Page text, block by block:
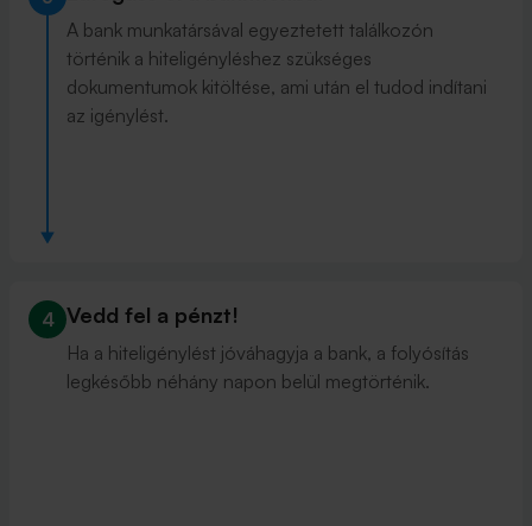
A bank munkatársával egyeztetett találkozón
történik a hiteligényléshez szükséges
dokumentumok kitöltése, ami után el tudod indítani
az igénylést.
4 Vedd fel a pénzt!
Ha a hiteligénylést jóváhagyja a bank, a folyósítás
legkésőbb néhány napon belül megtörténik.